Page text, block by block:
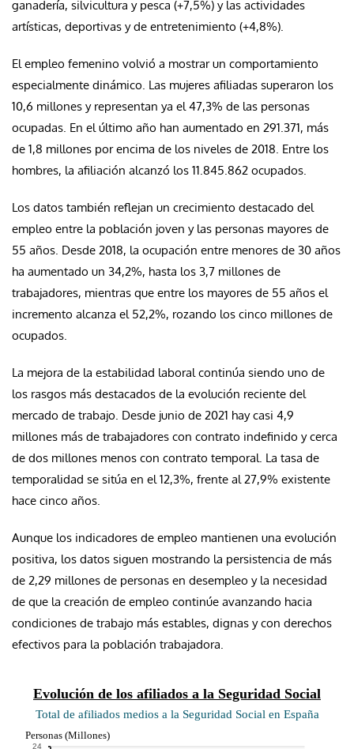
ganadería, silvicultura y pesca (+7,5%) y las actividades
artísticas, deportivas y de entretenimiento (+4,8%).
El empleo femenino volvió a mostrar un comportamiento
especialmente dinámico. Las mujeres afiliadas superaron los
10,6 millones y representan ya el 47,3% de las personas
ocupadas. En el último año han aumentado en 291.371, más
de 1,8 millones por encima de los niveles de 2018. Entre los
hombres, la afiliación alcanzó los 11.845.862 ocupados.
Los datos también reflejan un crecimiento destacado del
empleo entre la población joven y las personas mayores de
55 años. Desde 2018, la ocupación entre menores de 30 años
ha aumentado un 34,2%, hasta los 3,7 millones de
trabajadores, mientras que entre los mayores de 55 años el
incremento alcanza el 52,2%, rozando los cinco millones de
ocupados.
La mejora de la estabilidad laboral continúa siendo uno de
los rasgos más destacados de la evolución reciente del
mercado de trabajo. Desde junio de 2021 hay casi 4,9
millones más de trabajadores con contrato indefinido y cerca
de dos millones menos con contrato temporal. La tasa de
temporalidad se sitúa en el 12,3%, frente al 27,9% existente
hace cinco años.
Aunque los indicadores de empleo mantienen una evolución
positiva, los datos siguen mostrando la persistencia de más
de 2,29 millones de personas en desempleo y la necesidad
de que la creación de empleo continúe avanzando hacia
condiciones de trabajo más estables, dignas y con derechos
efectivos para la población trabajadora.